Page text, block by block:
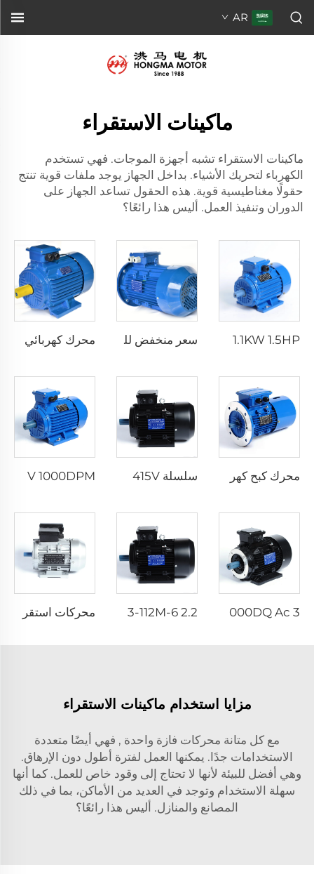
AR
ماكينات الاستقراء
ماكينات الاستقراء تشبه أجهزة الموجات. فهي تستخدم
الكهرباء لتحريك الأشياء. بداخل الجهاز يوجد ملفات قوية تنتج
حقولًا مغناطيسية قوية. هذه الحقول تساعد الجهاز على
الدوران وتنفيذ العمل. أليس هذا رائعًا؟
سعر منخفض للمحرك الحثي YE2 IE2 10HP 15HP 20HP 25HP 30HP 40HP 50HP ثلاث مراحل محرك كهربائي AC 380V 400V مع التحكم في السرعة
Y180L-6 15KW 20HP 380V 400V 1000DPM محرك كهربائي ثلاثي الطور AC 3 استقراء محرك كهربائي 4kW-30kW القدرة المعتمدة 50 هرتز المحرك غير المتزامن
YE3-112M-6 2.2 كيلوواط 6 أقطاب 3 حصان 50 هرتز 60 هرتز 110 فولت 220 فولت 380-420 فولت 440-480 فولت مصنع محركات كهربائية متعددة الأطوار غير المتزامنة AC
مزايا استخدام ماكينات الاستقراء
مع كل متانة محركات فازة واحدة , فهي أيضًا متعددة
الاستخدامات جدًا. يمكنها العمل لفترة أطول دون الإرهاق.
وهي أفضل للبيئة لأنها لا تحتاج إلى وقود خاص للعمل. كما أنها
سهلة الاستخدام وتوجد في العديد من الأماكن، بما في ذلك
المصانع والمنازل. أليس هذا رائعًا؟